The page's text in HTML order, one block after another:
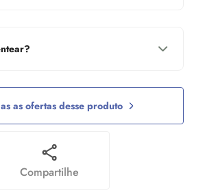
as ofertas desse produto
Compartilhe